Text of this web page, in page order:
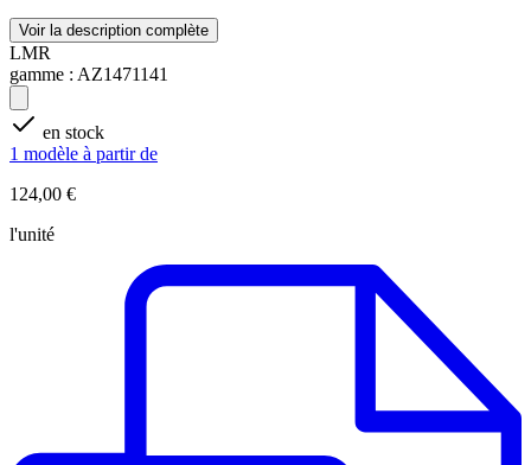
Voir la description complète
LMR
gamme : AZ1471141
en stock
1 modèle à partir de
124,00 €
l'unité